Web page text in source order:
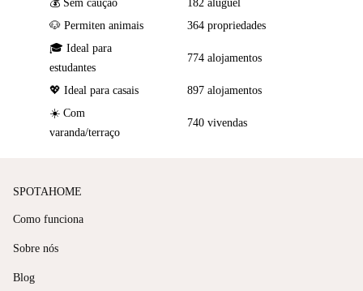
💰 Sem caução
182 aluguel
🐶 Permiten animais
364 propriedades
🎓 Ideal para
estudantes
774 alojamentos
💖 Ideal para casais
897 alojamentos
☀️ Com
varanda/terraço
740 vivendas
SPOTAHOME
Como funciona
Sobre nós
Blog